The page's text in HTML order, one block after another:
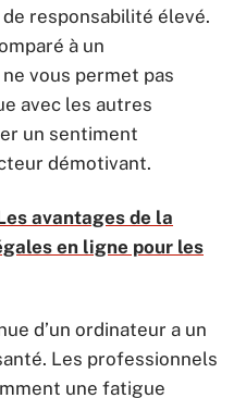
responsabilité élevé.
à un
vous permet pas
avec les autres
un sentiment
démotivant.
avantages de la
en ligne pour les
d’un ordinateur a un
Les professionnels
une fatigue